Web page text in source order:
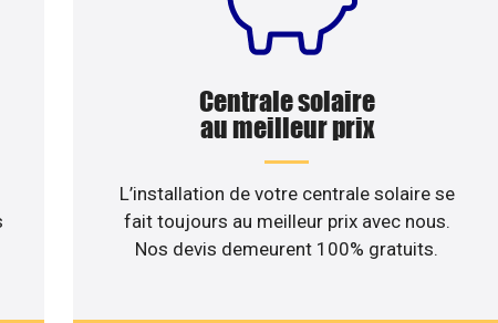
Centrale solaire
au meilleur prix
L’installation de votre centrale solaire se
fait toujours au meilleur prix avec nous.
Nos devis demeurent 100% gratuits.